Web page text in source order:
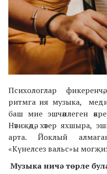
Психологлар
ритмга ия музыка,
баш мие эшчәнлеген
Нәтиҗәдә, хәтер яхшыра,
арта. Йоклый
«Күнелсез вальс»ы
Музыка ничә төрле